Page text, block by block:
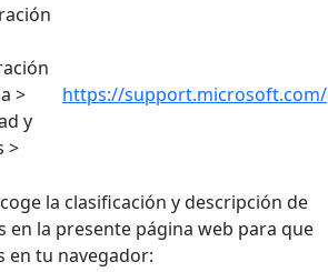
>
y
>
https://support.microsoft.com/
la clasificación y descripción de
en la presente página web para que
en tu navegador: